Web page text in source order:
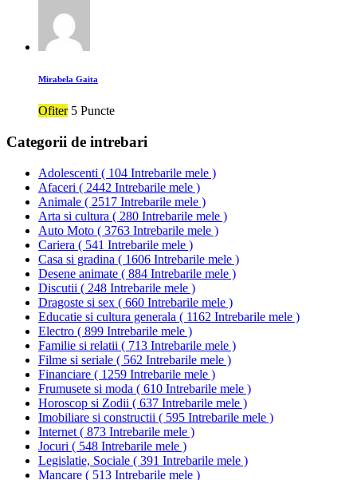
Mirabela Gaita
Ofiter 5 Puncte
Categorii de intrebari
Adolescenti ( 104 Intrebarile mele )
Afaceri ( 2442 Intrebarile mele )
Animale ( 2517 Intrebarile mele )
Arta si cultura ( 280 Intrebarile mele )
Auto Moto ( 3763 Intrebarile mele )
Cariera ( 541 Intrebarile mele )
Casa si gradina ( 1606 Intrebarile mele )
Desene animate ( 884 Intrebarile mele )
Discutii ( 248 Intrebarile mele )
Dragoste si sex ( 660 Intrebarile mele )
Educatie si cultura generala ( 1162 Intrebarile mele )
Electro ( 899 Intrebarile mele )
Familie si relatii ( 713 Intrebarile mele )
Filme si seriale ( 562 Intrebarile mele )
Financiare ( 1259 Intrebarile mele )
Frumusete si moda ( 610 Intrebarile mele )
Horoscop si Zodii ( 637 Intrebarile mele )
Imobiliare si constructii ( 595 Intrebarile mele )
Internet ( 873 Intrebarile mele )
Jocuri ( 548 Intrebarile mele )
Legislatie, Sociale ( 391 Intrebarile mele )
Mancare ( 513 Intrebarile mele )